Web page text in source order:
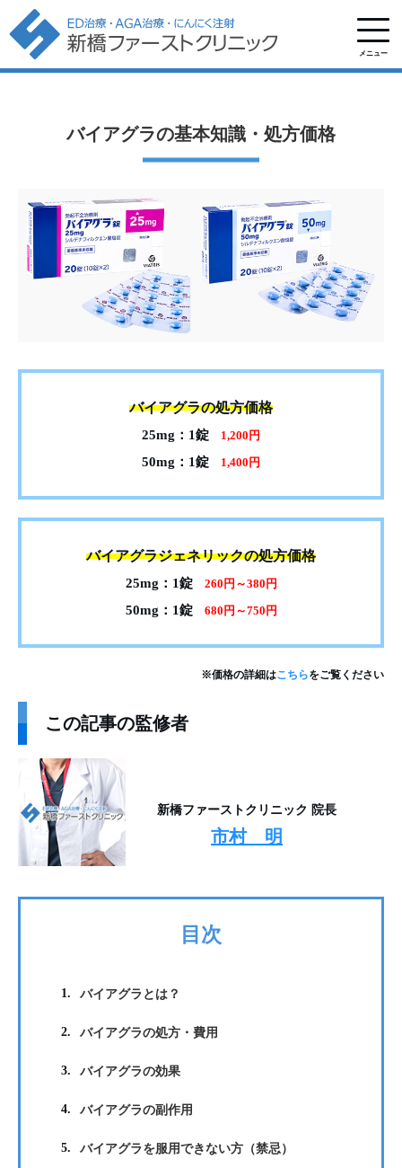
メニュー
バイアグラの基本知識・処方価格
バイアグラの処方価格
25mg：1錠 1,200円
50mg：1錠 1,400円
バイアグラジェネリックの処方価格
25mg：1錠260円～380円
50mg：1錠680円～750円
※価格の詳細はこちらをご覧ください
この記事の監修者
新橋ファーストクリニック 院長
市村 明
目次
1. バイアグラとは？
2. バイアグラの処方・費用
3. バイアグラの効果
4. バイアグラの副作用
5. バイアグラを服用できない方（禁忌）